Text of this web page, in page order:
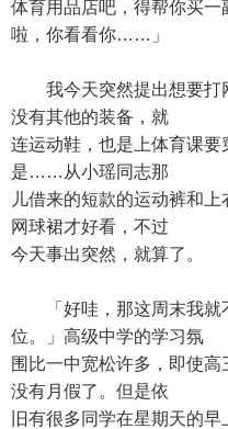
体育用品店吧，得帮你买
啦，你看看你……」
我今天突然提出想要打
没有其他的装备，就
连运动鞋，也是上体育课
是……从小瑶同志那
儿借来的短款的运动裤和
网球裙才好看，不过
今天事出突然，就算了。
「好哇，那这周末我就
位。」高级中学的学习氛
围比一中宽松许多，即使
没有月假了。但是依
旧有很多同学在星期天的